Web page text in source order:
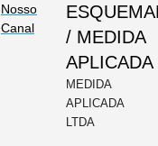
Nosso
Canal
/ MEDIDA
APLICADA
MEDIDA
APLICADA
LTDA